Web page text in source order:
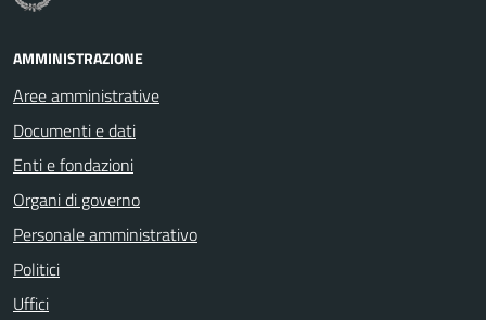
AMMINISTRAZIONE
Aree amministrative
Documenti e dati
Enti e fondazioni
Organi di governo
Personale amministrativo
Politici
Uffici